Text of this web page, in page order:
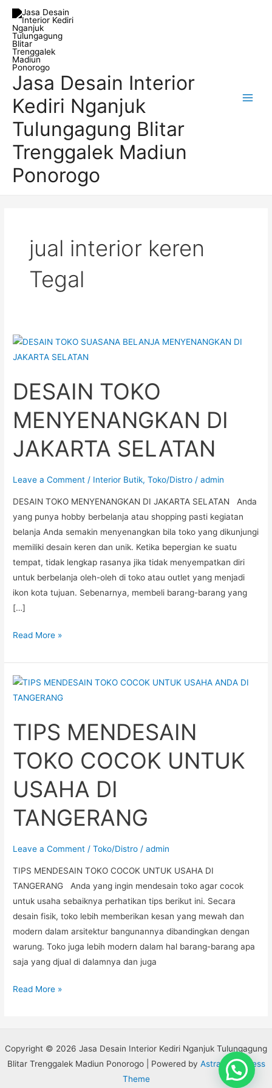
Skip
content
Jasa Desain Interior
Kediri Nganjuk
Tulungagung Blitar
Trenggalek Madiun
Ponorogo
jual interior keren
Tegal
DESAIN TOKO
MENYENANGKAN DI
JAKARTA SELATAN
Leave a Comment / Interior Butik,Toko/Distro /admin
DESAIN TOKO MENYENANGKAN DI JAKARTA SELATAN Anda
yang punya hobby berbelanja atau shopping pasti kegiatan
belanja Anda semakin menyenangkan bila toko yang dikunjungi
memiliki desain keren dan unik. Ketika bepergian ke suatu
tempat, tidak lengkap rasanya jika tidak menyempatkan diri
untuk berbelanja oleh-oleh di toko atau outlet yang menjadi
ikon kota tujuan. Sebenarnya, membeli barang-barang yang
[…]
DESAIN
TOKO
DI
JAKARTA
SELATAN
Read More »
TIPS MENDESAIN
TOKO COCOK UNTUK
USAHA DI
TANGERANG
Leave a Comment /Toko/Distro /admin
TIPS MENDESAIN TOKO COCOK UNTUK USAHA DI
TANGERANG Anda yang ingin mendesain toko agar cocok
untuk usaha sebaiknya perhatikan tips berikut ini. Secara
desain fisik, toko lebih memberikan kesan yang mewah dan
modern dalam arsitektur bangunannya dibandingkan dengan
warung. Toko juga lebih modern dalam hal barang-barang apa
saja yang djual di dalamnya dan juga
TIPS
MENDESAIN
COCOK
UNTUK
USAHA
TANGERANG
Read More »
Copyright © 2026 Jasa Desain Interior Kediri Nganjuk Tulungagung
Blitar Trenggalek Madiun Ponorogo | Powered by Astra WordPress
Theme